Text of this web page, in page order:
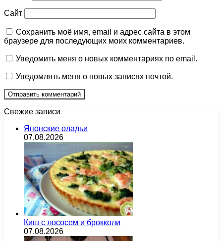
Сайт
Сохранить моё имя, email и адрес сайта в этом
браузере для последующих моих комментариев.
Уведомить меня о новых комментариях по email.
Уведомлять меня о новых записях почтой.
Свежие записи
Японские оладьи
07.08.2026
Киш с лососем и брокколи
07.08.2026